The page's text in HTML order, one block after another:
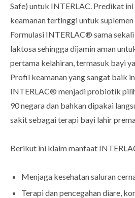
Safe) untuk INTERLAC. Predikat
keamanan tertinggi untuk
Formulasi INTERLAC® sama
laktosa sehingga dijamin aman
pertama kelahiran, termasuk bayi
Profil keamanan yang sangat baik
INTERLAC® menjadi probiotik
90 negara dan bahkan dipakai
sakit sebagai terapi bayi lahir
Berikut ini klaim manfaat
Menjaga kesehatan saluran
Terapi dan pencegahan diare,